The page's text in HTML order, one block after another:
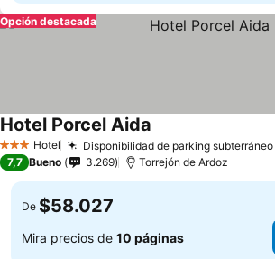
Opción destacada
3 Estrellas
Hotel Disponibilidad de parking subterráneo
Hotel Porcel Aida
7,7 Bueno 3.269 Torrejón de Ardoz
De $58.027
Mira precios de 10 páginas